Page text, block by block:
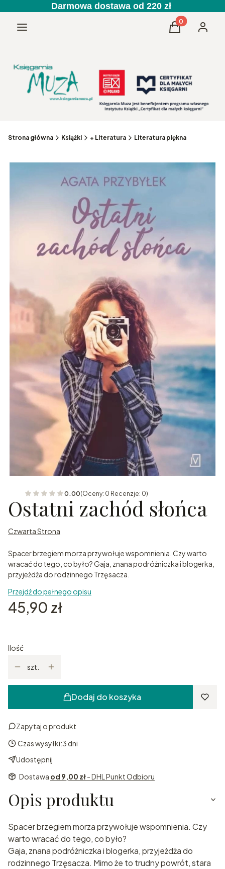
Darmowa dostawa od 220 zł
Menu Produkty w
Koszyk
Strona główna Książki + Literatura Literatura piękna
0.00(Oceny: 0 Recenzje: 0)
Ostatni zachód słońca
Czwarta Strona
Spacer brzegiem morza przywołuje wspomnienia. Czy warto
wracać do tego, co było? Gaja, znana podróżniczka i blogerka,
przyjeżdża do rodzinnego Trzęsacza.
Przejdź do pełnego opisu
Cena
45,90 zł
Ilość
szt.
Dodaj do koszyka
Zapytaj o produkt
Czas wysyłki:3 dni
Udostępnij
Dostawa od 9,00 zł- DHL Punkt Odbioru
Opis produktu
Spacer brzegiem morza przywołuje wspomnienia. Czy
warto wracać do tego, co było?
Gaja, znana podróżniczka i blogerka, przyjeżdża do
rodzinnego Trzęsacza. Mimo że to trudny powrót, stara